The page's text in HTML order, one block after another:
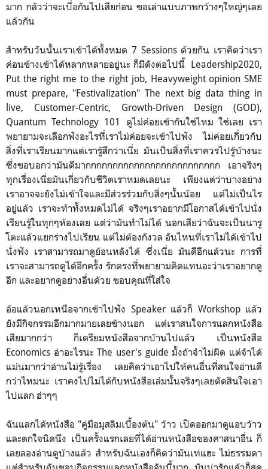
มาก กลัวว่าจะเบื่อกันไปเสียก่อน ขอเล่าแบบภาพกว้างๆใหญ่ๆเลย
แล้วกัน
สำหรับวันนั้นเราเข้าได้ทั้งหมด 7 Sessions ด้วยกัน เราคิดว่าเรา
ค่อนข้างเข้าได้หลากหลายอยู่นะ ก็มีดังต่อไปนี้ Leadership2020,
Put the right me to the right job, Heavyweight opinion SME
must prepare, "Festivalization" The next big data thing in
live, Customer-Centric, Growth-Driven Design (GOD),
Quantum Technology 101 ดูไม่ค่อยเข้ากันใช่ไหม ใช่เลย เรา
พยายามจะเลือกฟังอะไรที่เราไม่ค่อยจะเข้าไปฟัง ไม่ค่อยเกี่ยวกับ
สิ่งที่เราเรียนมากแต่เรารู้สึกว่าเนี่ย มันเป็นสิ่งที่เราควรไปรู้บ้างนะ
ซึ่งขอบอกว่ามันดีมากกกกกกกกกกกกกกกกกกกกกกกกก เอาจริงๆ
ทุกเรื่องเนี่ยมันเกี่ยวกับชีวิตเราหมดเลยนะ เพียงแต่ว่าบางอย่าง
เราอาจจะยังไม่เข้าใจและมีส่วรร่วมกับสิ่งๆนั้นน้อย แต่ไม่เป็นไร
อยู่แล้ว เราจะทำทั้งหมดไม่ได้ จริงๆเราอยากมีโอกาสได้เข้าไปนั่ง
เรียนรู้ในทุกๆห้องเลย แต่ว่ามันทำไม่ได้ นอกเสียว่าฉันจะเป็นนารู
โตะแล้วแยกร่างไปเรียน แต่ไม่ต้องกังวล อันไหนที่เราไม่ได้เข้าไป
นั่งฟัง เราสามารถมาดูย้อนหลังได้ ซึ่งเนี่ย มันดีอีกแล้วนะ การที่
เราจะสามารถดูได้อีกครั้ง รักตรงที่พยายามคิดแทนอะว่าเราอยากดู
อีก และอยากดูอย่างอื่นด้วย ขอบคุณที่ใส่ใจ
อ้อแล้วนอกเหนือจากเข้าไปฟัง Speaker แล้วก็ Workshop แล้ว
ยังมีกิจกรรมอีกมากมายเลยข้างนอก แต่เราสนใจการแลกหนังสือ
เสียมากกว่า ก็เตรียมหนังสือจากบ้านไปแล้ว เป็นหนังสือ
Economics อ่าอะไรนะ The user's guide มั้งถ้าจำไม่ผิด แต่จำได้
แม่นมากว่าอ่านไม่รู้เรื่อง เลยคิดว่าเอาไปให้คนอื่นที่สนใจอ่านดี
กว่าไหมนะ เราคงไปไม่ได้กับหนังสือเล่มนั้นจริงๆเลยตัดสินใจเอา
ไปแลก ฮ่าๆๆ
ฉันแลกได้หนังสือ "คู่มือมุสลิมเบื้องต้น" ว้าว เปิดออกมาดูแอบว้าว
และตกใจนิดนึง เป็นครั้งแรกเลยที่ได้อ่านหนังสือของศาสนาอื่น ก็
เลยลองอ่านดูบ้างแล้ว สำหรับฉันเองก็คิดว่ามันเท่แฮะ ไม่ธรรมดา